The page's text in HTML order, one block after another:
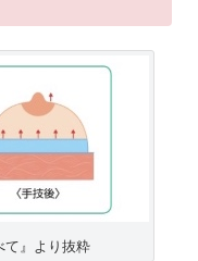
て』より抜粋